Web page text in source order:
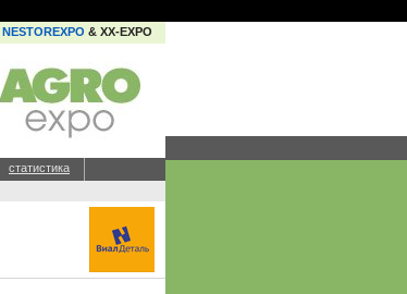
NESTOREXPO & XX-EXPO
статистика